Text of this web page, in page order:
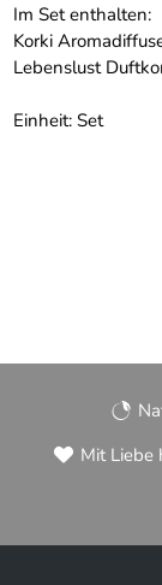
Im Set enthalten:
Korki
Lebenslust
Einheit: Set
Mit Liebe